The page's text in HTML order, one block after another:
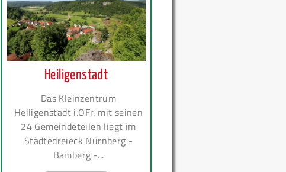
Heiligenstadt
Das Kleinzentrum
Heiligenstadt i.OFr. mit seinen
24 Gemeindeteilen liegt im
Städtedreieck Nürnberg -
Bamberg -...